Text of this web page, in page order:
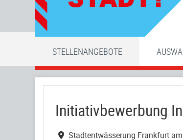
STELLENANGEBOTE
Initiativbewerbung
Stadtentwässerung Frankfurt